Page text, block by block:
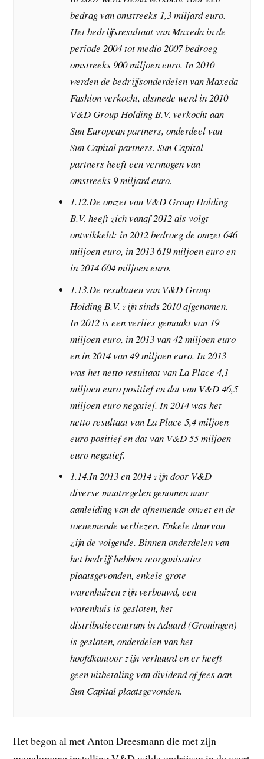
bedrag van omstreeks 1,3 miljard euro.
Het bedrijfsresultaat van Maxeda in de
periode 2004 tot medio 2007 bedroeg
omstreeks 900 miljoen euro. In 2010
werden de bedrijfsonderdelen van Maxeda
Fashion verkocht, alsmede werd in 2010
V&D Group Holding B.V. verkocht aan
Sun European partners, onderdeel van
Sun Capital partners. Sun Capital
partners heeft een vermogen van
omstreeks 9 miljard euro.
1.12.De omzet van V&D Group Holding
B.V. heeft zich vanaf 2012 als volgt
ontwikkeld: in 2012 bedroeg de omzet 646
miljoen euro, in 2013 619 miljoen euro en
in 2014 604 miljoen euro.
1.13.De resultaten van V&D Group
Holding B.V. zijn sinds 2010 afgenomen.
In 2012 is een verlies gemaakt van 19
miljoen euro, in 2013 van 42 miljoen euro
en in 2014 van 49 miljoen euro. In 2013
was het netto resultaat van La Place 4,1
miljoen euro positief en dat van V&D 46,5
miljoen euro negatief. In 2014 was het
netto resultaat van La Place 5,4 miljoen
euro positief en dat van V&D 55 miljoen
euro negatief.
1.14.In 2013 en 2014 zijn door V&D
diverse maatregelen genomen naar
aanleiding van de afnemende omzet en de
toenemende verliezen. Enkele daarvan
zijn de volgende. Binnen onderdelen van
het bedrijf hebben reorganisaties
plaatsgevonden, enkele grote
warenhuizen zijn verbouwd, een
warenhuis is gesloten, het
distributiecentrum in Aduard (Groningen)
is gesloten, onderdelen van het
hoofdkantoor zijn verhuurd en er heeft
geen uitbetaling van dividend of fees aan
Sun Capital plaatsgevonden.
Het begon al met Anton Dreesmann die met zijn